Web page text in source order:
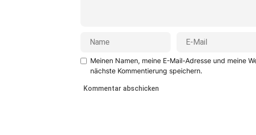
Meinen Namen, meine E-Mail-Adresse und meine
nächste Kommentierung speichern.